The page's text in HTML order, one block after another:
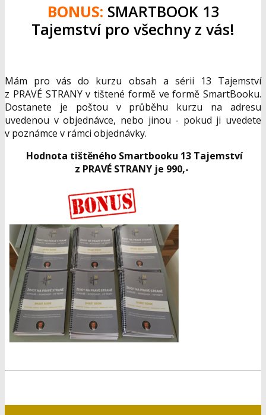
BONUS: SMARTBOOK 13
Tajemství pro všechny z vás!
Mám pro vás do kurzu obsah a sérii 13 Tajemství
z PRAVÉ STRANY v tištené formě ve formě SmartBooku.
Dostanete je poštou v průběhu kurzu na adresu
uvedenou v objednávce, nebo jinou - pokud ji uvedete
v poznámce v rámci objednávky.
Hodnota tištěného Smartbooku 13 Tajemství
z PRAVÉ STRANY je 990,-